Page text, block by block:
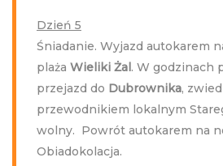
Dzień 5
Śniadanie. Wyjazd autokarem
plaża Wieliki Żal . W godzinach
przejazd do Dubrownika,
przewodnikiem lokalnym
wolny. Powrót autokarem na
Obiadokolacja.